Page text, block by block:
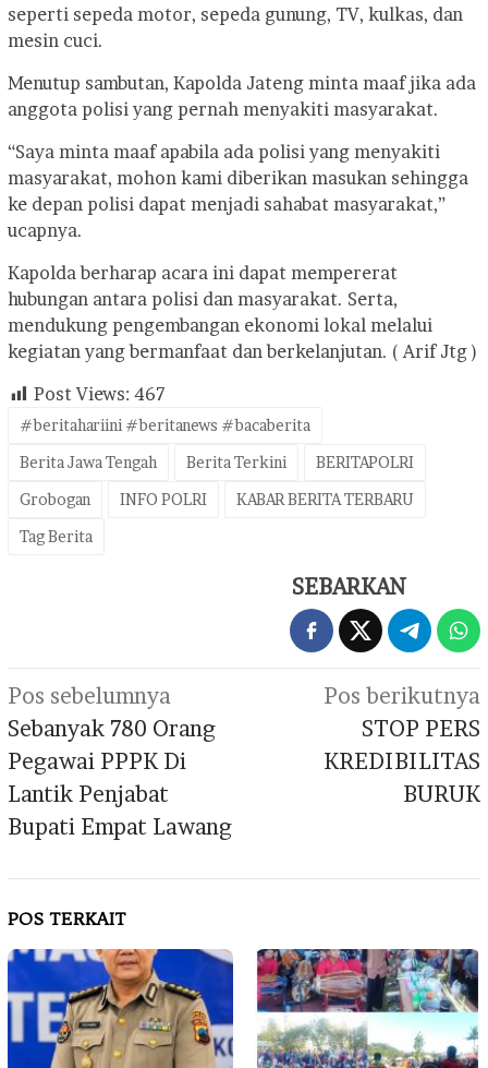
seperti sepeda motor, sepeda gunung, TV, kulkas, dan
mesin cuci.
Menutup sambutan, Kapolda Jateng minta maaf jika ada
anggota polisi yang pernah menyakiti masyarakat.
“Saya minta maaf apabila ada polisi yang menyakiti
masyarakat, mohon kami diberikan masukan sehingga
ke depan polisi dapat menjadi sahabat masyarakat,”
ucapnya.
Kapolda berharap acara ini dapat mempererat
hubungan antara polisi dan masyarakat. Serta,
mendukung pengembangan ekonomi lokal melalui
kegiatan yang bermanfaat dan berkelanjutan. ( Arif Jtg )
Post Views: 467
#beritahariini #beritanews #bacaberita
Berita Jawa Tengah
Berita Terkini
BERITAPOLRI
Grobogan
INFO POLRI
KABAR BERITA TERBARU
Tag Berita
SEBARKAN
Navigasi
pos
Pos sebelumnya
Sebanyak 780 Orang
Pegawai PPPK Di
Lantik Penjabat
Bupati Empat Lawang
Pos berikutnya
STOP PERS
KREDIBILITAS
BURUK
POS TERKAIT